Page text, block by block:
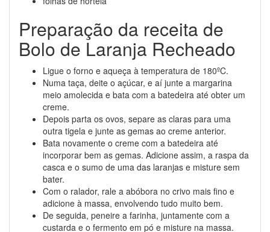
Preparação da receita de
Bolo de Laranja Recheado
Ligue o forno e aqueça à temperatura de 180ºC.
Numa taça, deite o açúcar, e aí junte a margarina
meio amolecida e bata com a batedeira até obter um
creme.
Depois parta os ovos, separe as claras para uma
outra tigela e junte as gemas ao creme anterior.
Bata novamente o creme com a batedeira até
incorporar bem as gemas. Adicione assim, a raspa da
casca e o sumo de uma das laranjas e misture sem
bater.
Com o ralador, rale a abóbora no crivo mais fino e
adicione à massa, envolvendo tudo muito bem.
De seguida, peneire a farinha, juntamente com a
custarda e o fermento em pó e misture na massa.